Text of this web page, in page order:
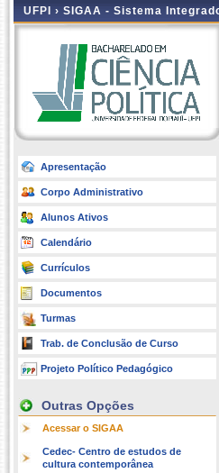
UFPI › SIGAA - Sistema
Apresentação
Corpo Administrativo
Alunos Ativos
Calendário
Currículos
Documentos
Turmas
Trab. de Conclusão de Curso
Projeto Político Pedagógico
Outras Opções
Acessar o SIGAA
Cedec- Centro de estudos de
cultura contemporânea